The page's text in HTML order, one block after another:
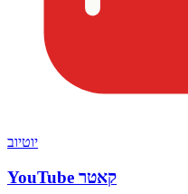
יוטיוב
YouTube קאטר